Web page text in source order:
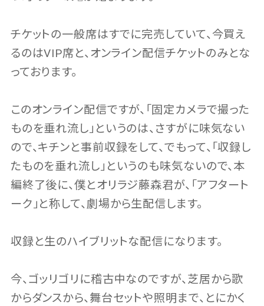
チケットの一般席はすでに完売していて、今買え
るのはVIP席と、オンライン配信チケットのみとな
っております。
このオンライン配信ですが、「固定カメラで撮った
ものを垂れ流し」というのは、さすがに味気ない
ので、キチンと事前収録をして、でもって、「収録し
たものを垂れ流し」というのも味気ないので、本
編終了後に、僕とオリラジ藤森君が、「アフタート
ーク」と称して、劇場から生配信します。
収録と生のハイブリットな配信になります。
今、ゴッリゴリに稽古中なのですが、芝居から歌
からダンスから、舞台セットや照明まで、とにかく